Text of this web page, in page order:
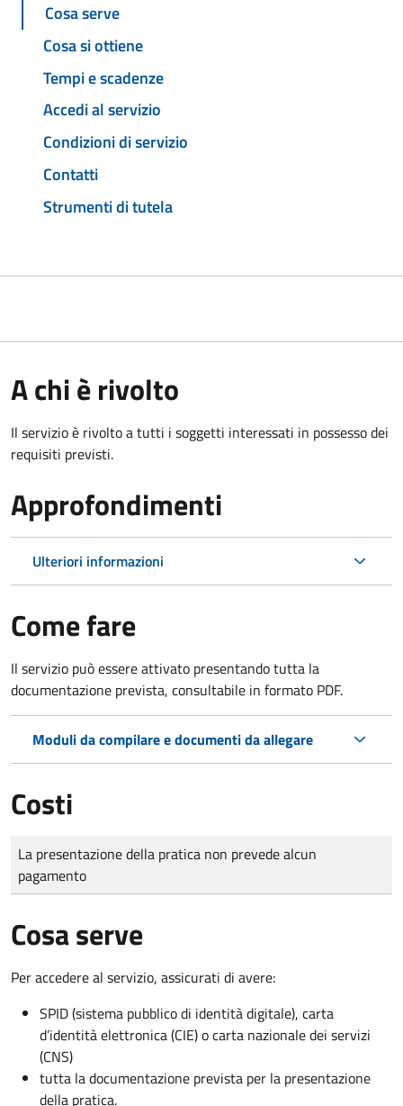
Cosa serve
Cosa si ottiene
Tempi e scadenze
Accedi al servizio
Condizioni di servizio
Contatti
Strumenti di tutela
A chi è rivolto
Il servizio è rivolto a tutti i soggetti interessati in possesso dei
requisiti previsti.
Approfondimenti
Ulteriori informazioni
Come fare
Il servizio può essere attivato presentando tutta la
documentazione prevista, consultabile in formato PDF.
Moduli da compilare e documenti da allegare
Costi
Tipo di pagamento
Importo
La presentazione della pratica non prevede alcun
pagamento
Cosa serve
Per accedere al servizio, assicurati di avere:
SPID (sistema pubblico di identità digitale), carta
d’identità elettronica (CIE) o carta nazionale dei servizi
(CNS)
tutta la documentazione prevista per la presentazione
della pratica.